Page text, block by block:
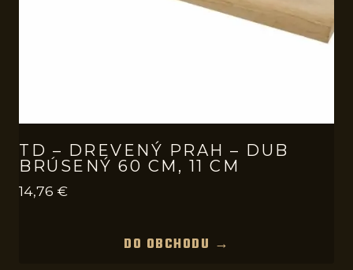
TD – DREVENÝ PRAH – DUB
BRÚSENÝ 60 CM, 11 CM
14,76 €
DO OBCHODU →